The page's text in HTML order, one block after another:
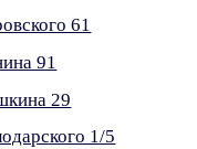
61
91
29
1/5